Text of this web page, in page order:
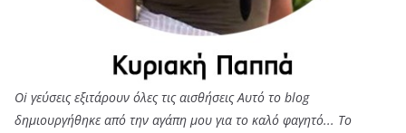
Oi γεύσεις εξιτάρουν όλες τις αισθήσεις Αυτό το blog
δημιουργήθηκε από την αγάπη μου για το καλό φαγητό... Tο